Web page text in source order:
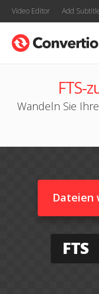
Video Editor Add
FTS-
Wandeln Sie
Dateien
FTS